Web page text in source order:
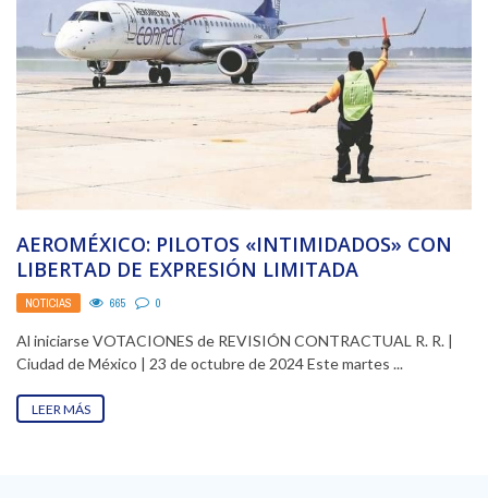
AEROMÉXICO: PILOTOS «INTIMIDADOS» CON
LIBERTAD DE EXPRESIÓN LIMITADA
NOTICIAS 665 0
Al iniciarse VOTACIONES de REVISIÓN CONTRACTUAL R. R. |
Ciudad de México | 23 de octubre de 2024 Este martes ...
LEER MÁS